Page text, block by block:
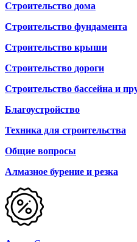
Строительство дома
Строительство фундамента
Строительство крыши
Строительство дороги
Строительство бассейна и
Благоустройство
Техника для строительства
Общие вопросы
Алмазное бурение и резка